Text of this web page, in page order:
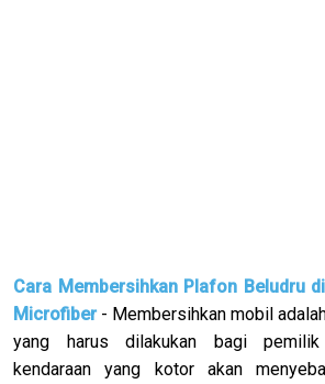
Cara Membersihkan Plafon Beludru
Microfiber- Membersihkan mobil
yang harus dilakukan bagi pemilik
kendaraan yang kotor akan